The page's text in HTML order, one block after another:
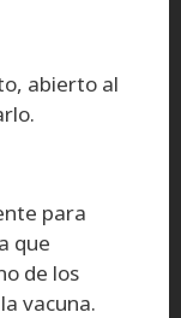
abierto al
para
que
de los
vacuna.